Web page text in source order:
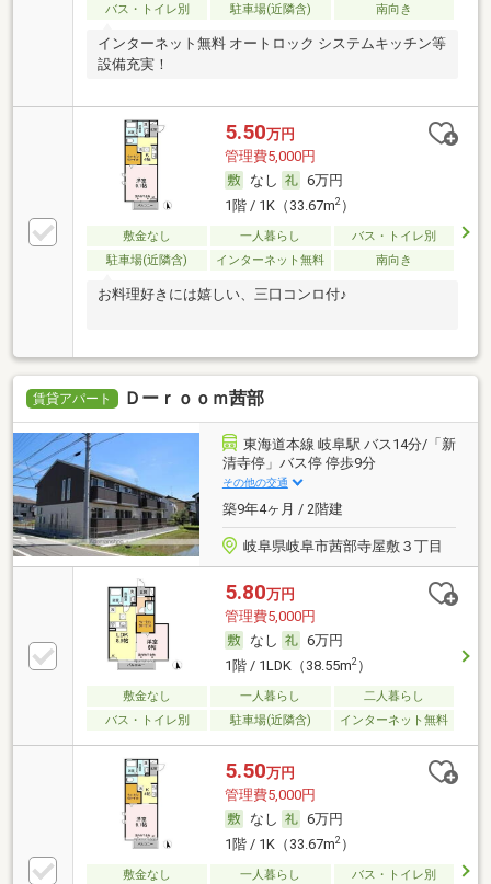
バス・トイレ別
駐車場(近隣含) 南向き
インターネット無料 オートロック システムキッチン等
設備充実！
5.50万円
管理費5,000円
なし
6万円
1階 / 1K（33.67m2）
敷金なし 一人暮らし
バス・トイレ別
駐車場(近隣含)
インターネット無料 南向き
お料理好きには嬉しい、三口コンロ付♪
賃貸アパート Ｄーｒｏｏｍ茜部
東海道本線 岐阜駅 バス14分/「新
清寺停」バス停 停歩9分
その他の交通
築9年4ヶ月 / 2階建
岐阜県岐阜市茜部寺屋敷３丁目
5.80万円
管理費5,000円
なし
6万円
1階 / 1LDK（38.55m2）
敷金なし 一人暮らし
二人暮らし
バス・トイレ別
駐車場(近隣含) インターネット無料
5.50万円
管理費5,000円
なし
6万円
1階 / 1K（33.67m2）
敷金なし 一人暮らし
バス・トイレ別